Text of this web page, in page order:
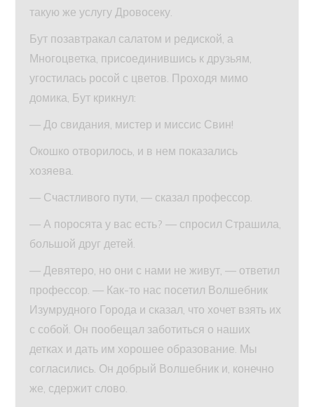
такую же услугу Дровосеку.
Бут позавтракал салатом и редиской, а
Многоцветка, присоединившись к друзьям,
угостилась росой с цветов. Проходя мимо
домика, Бут крикнул:
— До свидания, мистер и миссис Свин!
Окошко отворилось, и в нем показались
хозяева.
— Счастливого пути, — сказал профессор.
— А поросята у вас есть? — спросил Страшила,
большой друг детей.
— Девятеро, но они с нами не живут, — ответил
профессор. — Как-то нас посетил Волшебник
Изумрудного Города и сказал, что хочет взять их
с собой. Он пообещал заботиться о наших
детках и дать им хорошее образование. Мы
согласились. Он добрый Волшебник и, конечно
же, сдержит слово.